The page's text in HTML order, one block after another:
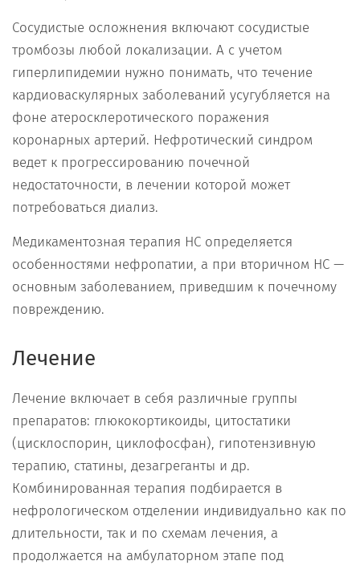
Сосудистые осложнения включают сосудистые
тромбозы любой локализации. А с учетом
гиперлипидемии нужно понимать, что течение
кардиоваскулярных заболеваний усугубляется на
фоне атеросклеротического поражения
коронарных артерий. Нефротический синдром
ведет к прогрессированию почечной
недостаточности, в лечении которой может
потребоваться диализ.
Медикаментозная терапия НС определяется
особенностями нефропатии, а при вторичном НС —
основным заболеванием, приведшим к почечному
повреждению.
Лечение
Лечение включает в себя различные группы
препаратов: глюкокортикоиды, цитостатики
(цисклоспорин, циклофосфан), гипотензивную
терапию, статины, дезагреганты и др.
Комбинированная терапия подбирается в
нефрологическом отделении индивидуально как по
длительности, так и по схемам лечения, а
продолжается на амбулаторном этапе под